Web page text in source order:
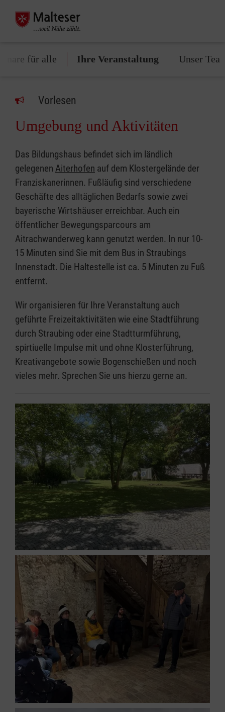
für alle Ihre Veranstaltung Unser
Vorlesen
Umgebung und Aktivitäten
Das Bildungshaus befindet sich im ländlich
gelegenen Aiterhofen auf dem Klostergelände der
Franziskanerinnen. Fußläufig sind verschiedene
Geschäfte des alltäglichen Bedarfs sowie zwei
bayerische Wirtshäuser erreichbar. Auch ein
öffentlicher Bewegungsparcours am
Aitrachwanderweg kann genutzt werden. In nur 10-
15 Minuten sind Sie mit dem Bus in Straubings
Innenstadt. Die Haltestelle ist ca. 5 Minuten zu Fuß
entfernt.
Wir organisieren für Ihre Veranstaltung auch
geführte Freizeitaktivitäten wie eine Stadtführung
durch Straubing oder eine Stadtturmführung,
spirtiuelle Impulse mit und ohne Klosterführung,
Kreativangebote sowie Bogenschießen und noch
vieles mehr. Sprechen Sie uns hierzu gerne an.